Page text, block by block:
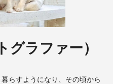
グラファー）
らすようになり、その頃から